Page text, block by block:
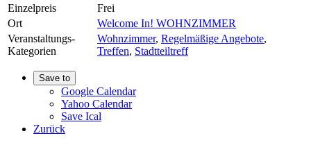
Einzelpreis
Frei
Ort
Welcome In! WOHNZIMMER
Veranstaltungs-
Kategorien
Wohnzimmer, Regelmäßige Angebote,
Treffen, Stadtteiltreff
Save to
Google Calendar
Yahoo Calendar
Save Ical
Zurück